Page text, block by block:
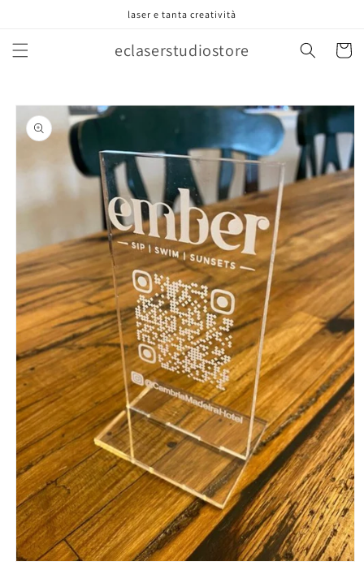
laser e tanta creatività
eclaserstudiostore Carrello
Passa alle
informazioni
sul prodotto